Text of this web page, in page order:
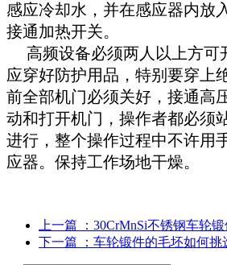
感应冷却水，并在感应器内放
接通加热开关。
高频设备必须两人以上方可
应穿好防护用品，特别要穿上
前全部机门必须关好，接通高
动和打开机门，操作者都必须
进行，整个操作过程中不许用
应器。保持工作场地干燥。
上一篇
：30CrMnSi不锈钢车轮
下一篇
：车轮锻件的毛坯如何挑